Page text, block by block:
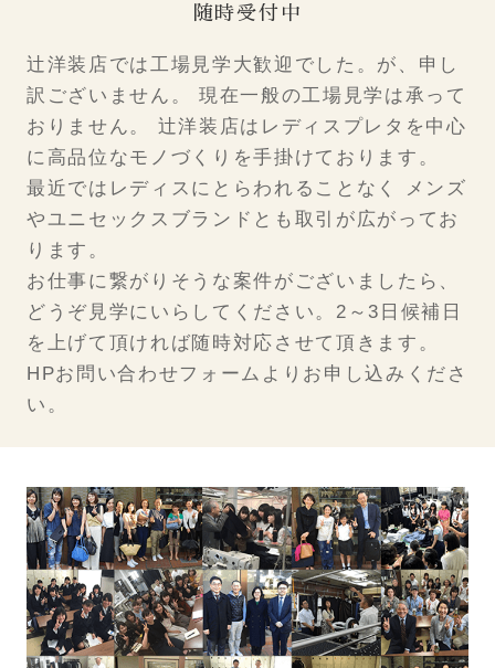
随時受付中
辻洋装店では工場見学大歓迎でした。が、申し
訳ございません。 現在一般の工場見学は承って
おりません。 辻洋装店はレディスプレタを中心
に高品位なモノづくりを手掛けております。
最近ではレディスにとらわれることなく メンズ
やユニセックスブランドとも取引が広がってお
ります。
お仕事に繋がりそうな案件がございましたら、
どうぞ見学にいらしてください。2～3日候補日
を上げて頂ければ随時対応させて頂きます。
HPお問い合わせフォームよりお申し込みくださ
い。